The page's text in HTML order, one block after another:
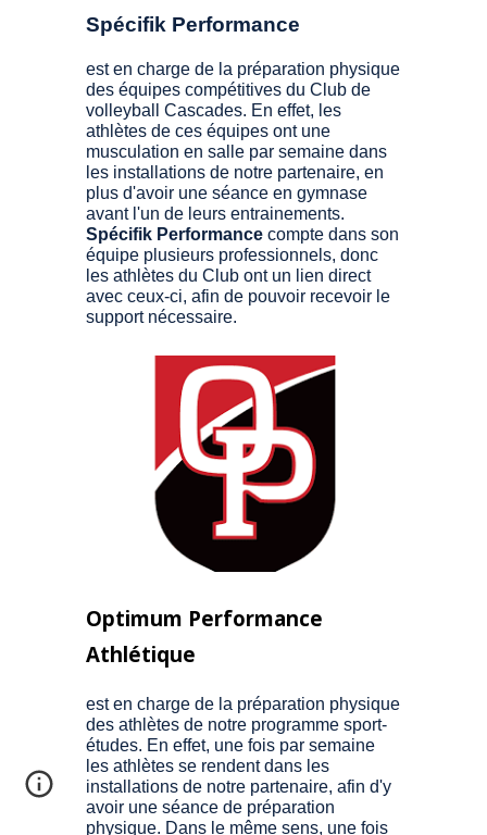
Spécifik Performance
est en charge de la préparation physique
des équipes compétitives du Club de
volleyball Cascades. En effet, les
athlètes de ces équipes ont une
musculation en salle par semaine dans
les installations de notre partenaire, en
plus d'avoir une séance en gymnase
avant l'un de leurs entrainements.
Spécifik Performancecompte dans son
équipe plusieurs professionnels, donc
les athlètes du Club ont un lien direct
avec ceux-ci, afin de pouvoir recevoir le
support nécessaire.
Optimum Performance
Athlétique
est en charge de la préparation physique
des athlètes de notre programme sport-
études. En effet, une fois par semaine
les athlètes se rendent dans les
installations de notre partenaire, afin d'y
avoir une séance de préparation
physique. Dans le même sens, une fois